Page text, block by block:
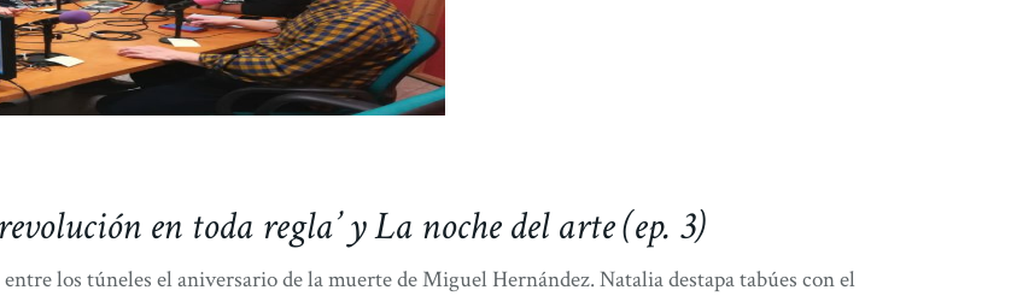
en toda regla’ y La noche del arte (ep. 3)
los túneles el aniversario de la muerte de Miguel Hernández. Natalia destapa tabúes con el